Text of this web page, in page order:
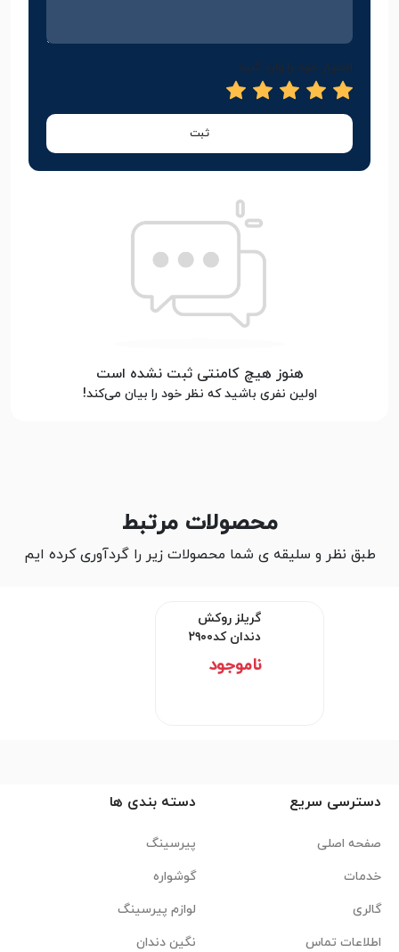
امتیاز خود را وارد کنید
ثبت
هنوز هیچ کامنتی ثبت نشده است
اولین نفری باشید که نظر خود را بیان می‌کند!
محصولات مرتبط
طبق نظر و سلیقه ی شما محصولات زیر را گردآوری کرده ایم
گریلز روکش دندان کد۲۹۰۰
ناموجود
دسترسی سریع
صفحه اصلی
خدمات
گالری
اطلاعات تماس
دسته بندی ها
پیرسینگ
گوشواره
لوازم پیرسینگ
نگین دندان